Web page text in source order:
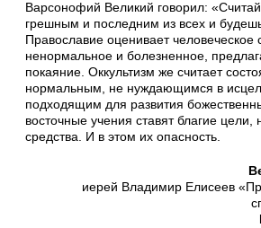
Варсонофий Великий говорил:
грешным и последним из всех и
Православие оценивает человеческое
ненормальное и болезненное,
покаяние. Оккультизм же считает
нормальным, не нуждающимся в
подходящим для развития
восточные учения ставят благие
средства. И в этом их опасность.
иерей Владимир Елисеев